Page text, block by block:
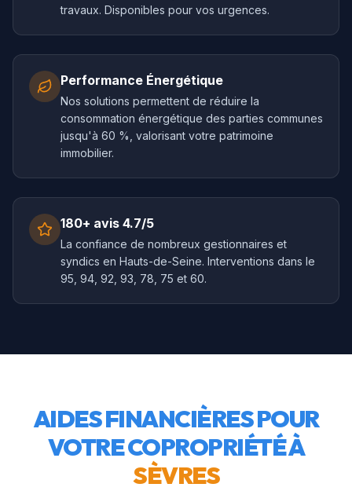
travaux. Disponibles pour vos urgences.
Performance Énergétique
Nos solutions permettent de réduire la
consommation énergétique des parties communes
jusqu'à 60 %, valorisant votre patrimoine
immobilier.
180+ avis 4.7/5
La confiance de nombreux gestionnaires et
syndics en Hauts-de-Seine. Interventions dans le
95, 94, 92, 93, 78, 75 et 60.
AIDES FINANCIÈRES POUR
VOTRE COPROPRIÉTÉ À
SÈVRES